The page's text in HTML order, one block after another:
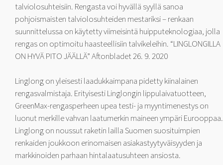
talviolosuhteisiin. Rengasta voi hyvällä syyllä sanoa
pohjoismaisten talviolosuhteiden mestariksi – renkaan
suunnittelussa on käytetty viimeisintä huipputeknologiaa, jolla
rengas on optimoitu haasteellisiin talvikeleihin. “LINGLONGILLA
ON HYVÄ PITO JÄÄLLÄ” Aftonbladet 26. 9. 2020
Linglong on yleisesti laadukkaimpana pidetty kiinalainen
rengasvalmistaja. Erityisesti Linglongin lippulaivatuotteen,
GreenMax-rengasperheen upea testi- ja myyntimenestys on
luonut merkille vahvan laatumerkin maineen ympäri Eurooppaa.
Linglong on noussut raketin lailla Suomen suosituimpien
renkaiden joukkoon erinomaisen asiakastyytyväisyyden ja
markkinoiden parhaan hintalaatusuhteen ansiosta.